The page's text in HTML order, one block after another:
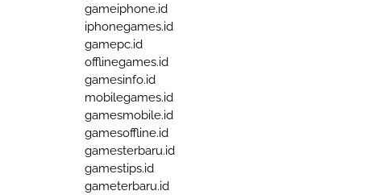
gameiphone.id
iphonegames.id
gamepc.id
offlinegames.id
gamesinfo.id
mobilegames.id
gamesmobile.id
gamesoffline.id
gamesterbaru.id
gamestips.id
gameterbaru.id